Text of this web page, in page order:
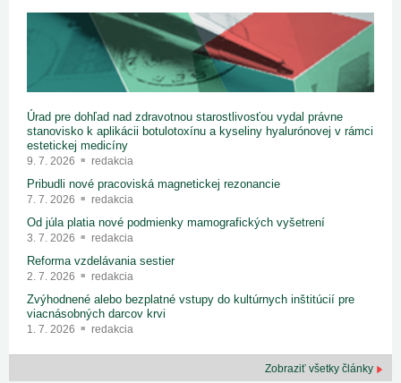
Úrad pre dohľad nad zdravotnou starostlivosťou vydal právne
stanovisko k aplikácii botulotoxínu a kyseliny hyalurónovej v rámci
estetickej medicíny
9. 7. 2026 redakcia
Pribudli nové pracoviská magnetickej rezonancie
7. 7. 2026 redakcia
Od júla platia nové podmienky mamografických vyšetrení
3. 7. 2026 redakcia
Reforma vzdelávania sestier
2. 7. 2026 redakcia
Zvýhodnené alebo bezplatné vstupy do kultúrnych inštitúcií pre
viacnásobných darcov krvi
1. 7. 2026 redakcia
Zobraziť všetky články